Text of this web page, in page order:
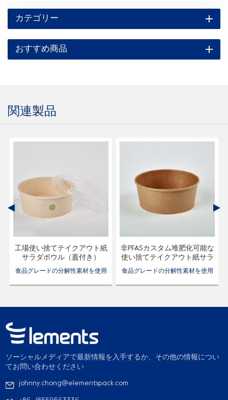
カテゴリー
おすすめ商品
関連製品
工場使い捨てテイクアウト紙
サラダボウル（蓋付き）
食品グレードの分解性素材を使用
非PFASカスタム堆肥化可能な
使い捨てテイクアウト紙サラ
ダボウル
食品グレードの分解性素材を使用
ソーシャルメディアで最新情報を入手するか、その他の情報につい
てお問い合わせください
johnny.chong@elementspack.com